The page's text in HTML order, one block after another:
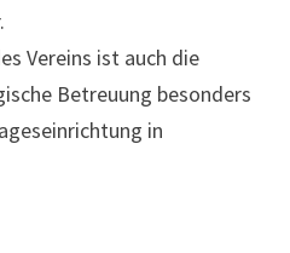
Vereins ist auch die
Betreuung besonders
in